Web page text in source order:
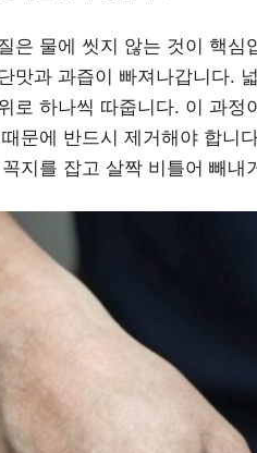
은 물에 씻지 않는 것이 핵심
맛과 과즙이 빠져나갑니다.
로 하나씩 따줍니다. 이 과
문에 반드시 제거해야 합니
지를 잡고 살짝 비틀어 빼내